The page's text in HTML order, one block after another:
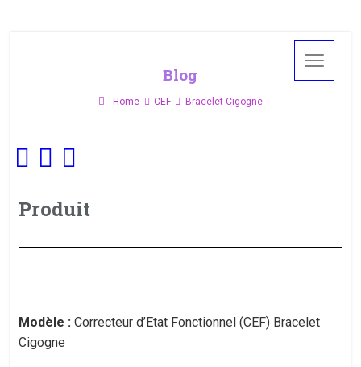
Blog
Home CEF Bracelet Cigogne
Produit
Modèle : Correcteur d’Etat Fonctionnel (CEF) Bracelet
Cigogne